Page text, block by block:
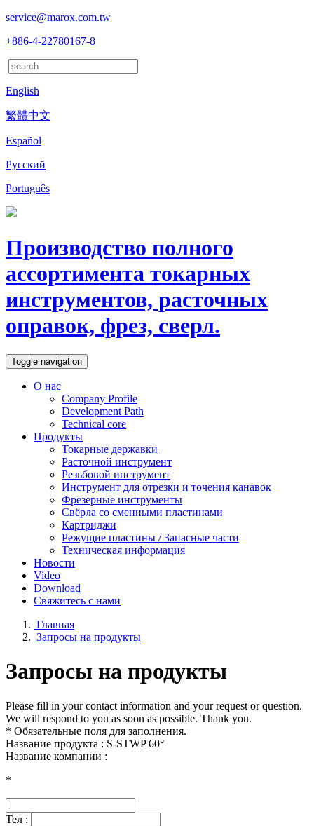
service@marox.com.tw
+886-4-22780167-8
English
繁體中文
Español
Русский
Português
Производство полного
ассортимента токарных
инструментов, расточных
оправок, фрез, сверл.
Toggle navigation
О нас
Company Profile
Development Path
Technical core
Продукты
Токарные державки
Расточной инструмент
Резьбовой инструмент
Инструмент для отрезки и точения канавок
Фрезерные инструменты
Свёрла со сменными пластинами
Картриджи
Режущие пластины / Запасные части
Техническая информация
Новости
Video
Download
Свяжитесь с нами
Главная
Запросы на продукты
Запросы на продукты
Please fill in your contact information and your request or question.
We will respond to you as soon as possible. Thank you.
* Обязательные поля для заполнения.
Название продукта : S-STWP 60°
Название компании :
*
Тел :